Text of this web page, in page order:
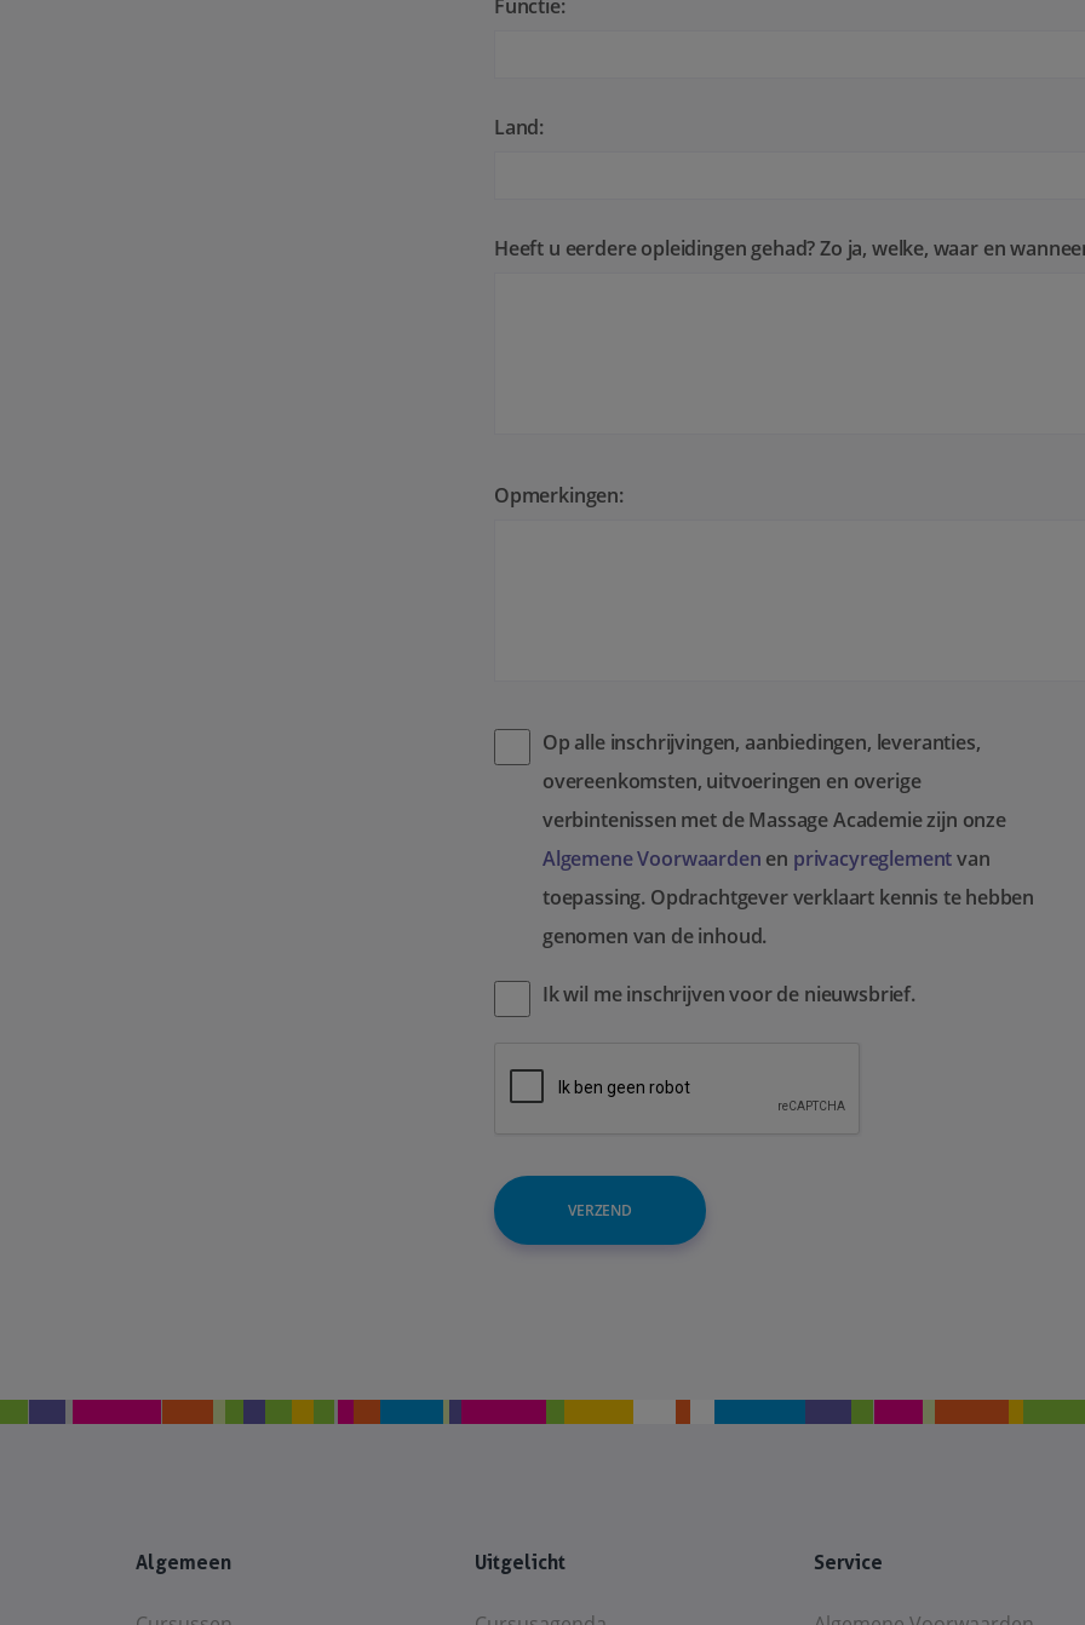
Functie:
Land:
Heeft u eerdere opleidingen gehad? Zo ja, welke, waar en
Opmerkingen:
Op alle inschrijvingen, aanbiedingen, leveranties,
overeenkomsten, uitvoeringen en overige
verbintenissen met de Massage Academie zijn onze
Algemene Voorwaarden en privacyreglementvan
toepassing. Opdrachtgever verklaart kennis te hebben
genomen van de inhoud.
Ik wil me inschrijven voor de nieuwsbrief.
VERZEND
Algemeen Uitgelicht Service